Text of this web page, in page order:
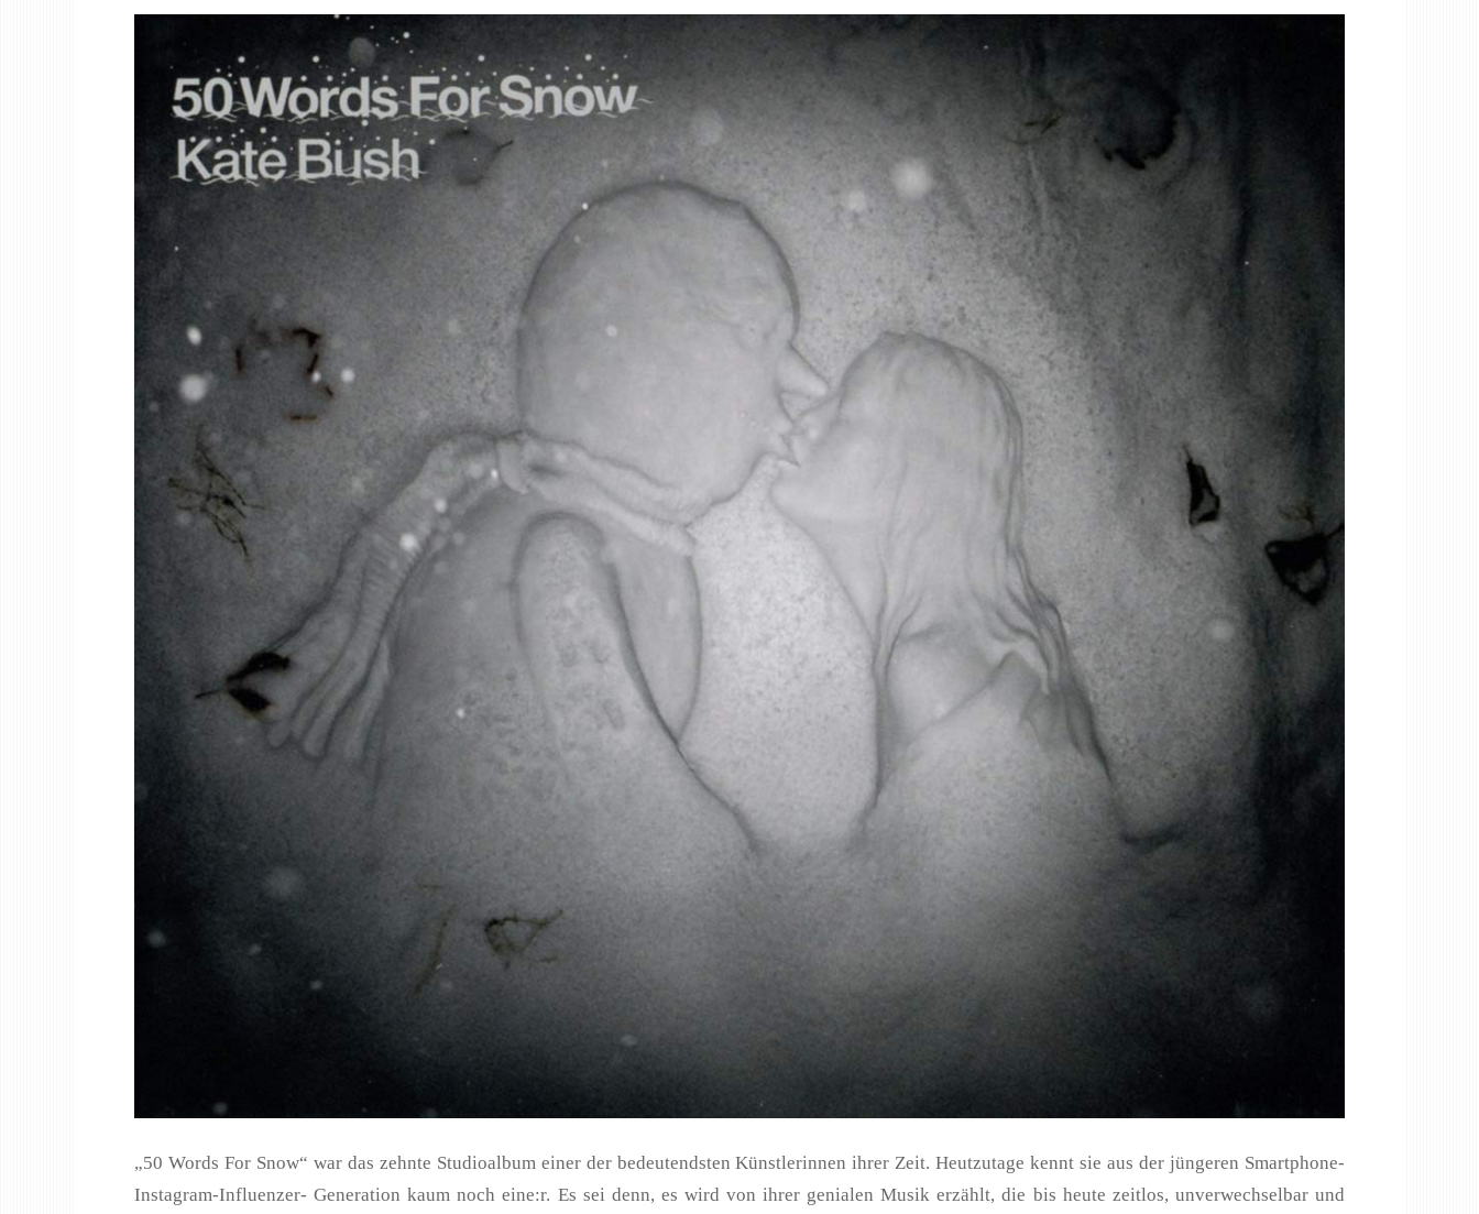
FEMALE-FRONTED
PORTRAIT
„50 Words For Snow“ war das zehnte Studioalbum einer der bedeutendsten Künstlerinnen ihrer Zeit. Heutzutage kennt sie aus der jüngeren Smartphone-
Instagram-Influenzer- Generation kaum noch eine:r. Es sei denn, es wird von ihrer genialen Musik erzählt, die bis heute zeitlos, unverwechselbar und